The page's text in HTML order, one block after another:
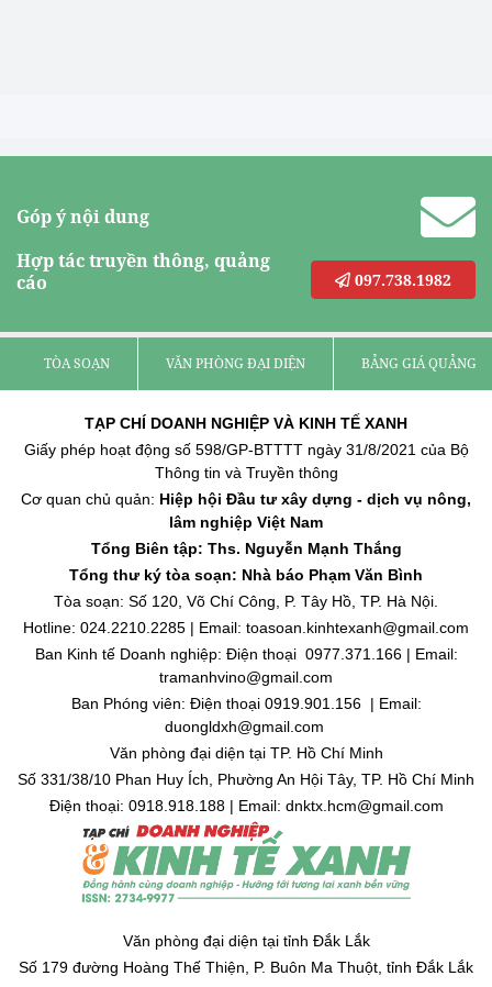
Góp ý nội dung
Hợp tác truyền thông, quảng
cáo
097.738.1982
TÒA SOẠN VĂN PHÒNG ĐẠI DIỆN BẢNG GIÁ QUẢNG
TẠP CHÍ DOANH NGHIỆP VÀ KINH TẾ XANH
Giấy phép hoạt động số 598/GP-BTTTT ngày 31/8/2021 của Bộ
Thông tin và Truyền thông
Cơ quan chủ quản: Hiệp hội Đầu tư xây dựng - dịch vụ nông,
lâm nghiệp Việt Nam
Tổng Biên tập: Ths. Nguyễn Mạnh Thắng
Tổng thư ký tòa soạn: Nhà báo Phạm Văn Bình
Tòa soạn: Số 120, Võ Chí Công, P. Tây Hồ, TP. Hà Nội.
Hotline: 024.2210.2285 | Email: toasoan.kinhtexanh@gmail.com
Ban Kinh tế Doanh nghiệp: Điện thoại 0977.371.166 | Email:
tramanhvino@gmail.com
Ban Phóng viên: Điện thoại 0919.901.156 | Email:
duongldxh@gmail.com
Văn phòng đại diện tại TP. Hồ Chí Minh
Số 331/38/10 Phan Huy Ích, Phường An Hội Tây, TP. Hồ Chí Minh
Điện thoại: 0918.918.188 | Email: dnktx.hcm@gmail.com
Văn phòng đại diện tại tỉnh Đắk Lắk
Số 179 đường Hoàng Thế Thiện, P. Buôn Ma Thuột, tỉnh Đắk Lắk